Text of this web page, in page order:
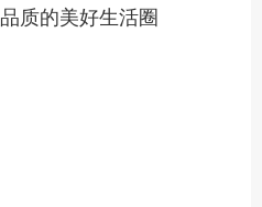
质的美好生活圈